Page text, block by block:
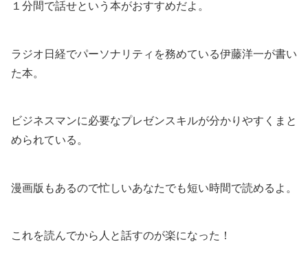
１分間で話せという本がおすすめだよ。
ラジオ日経でパーソナリティを務めている伊藤洋一が書い
た本。
ビジネスマンに必要なプレゼンスキルが分かりやすくまと
められている。
漫画版もあるので忙しいあなたでも短い時間で読めるよ。
これを読んでから人と話すのが楽になった！